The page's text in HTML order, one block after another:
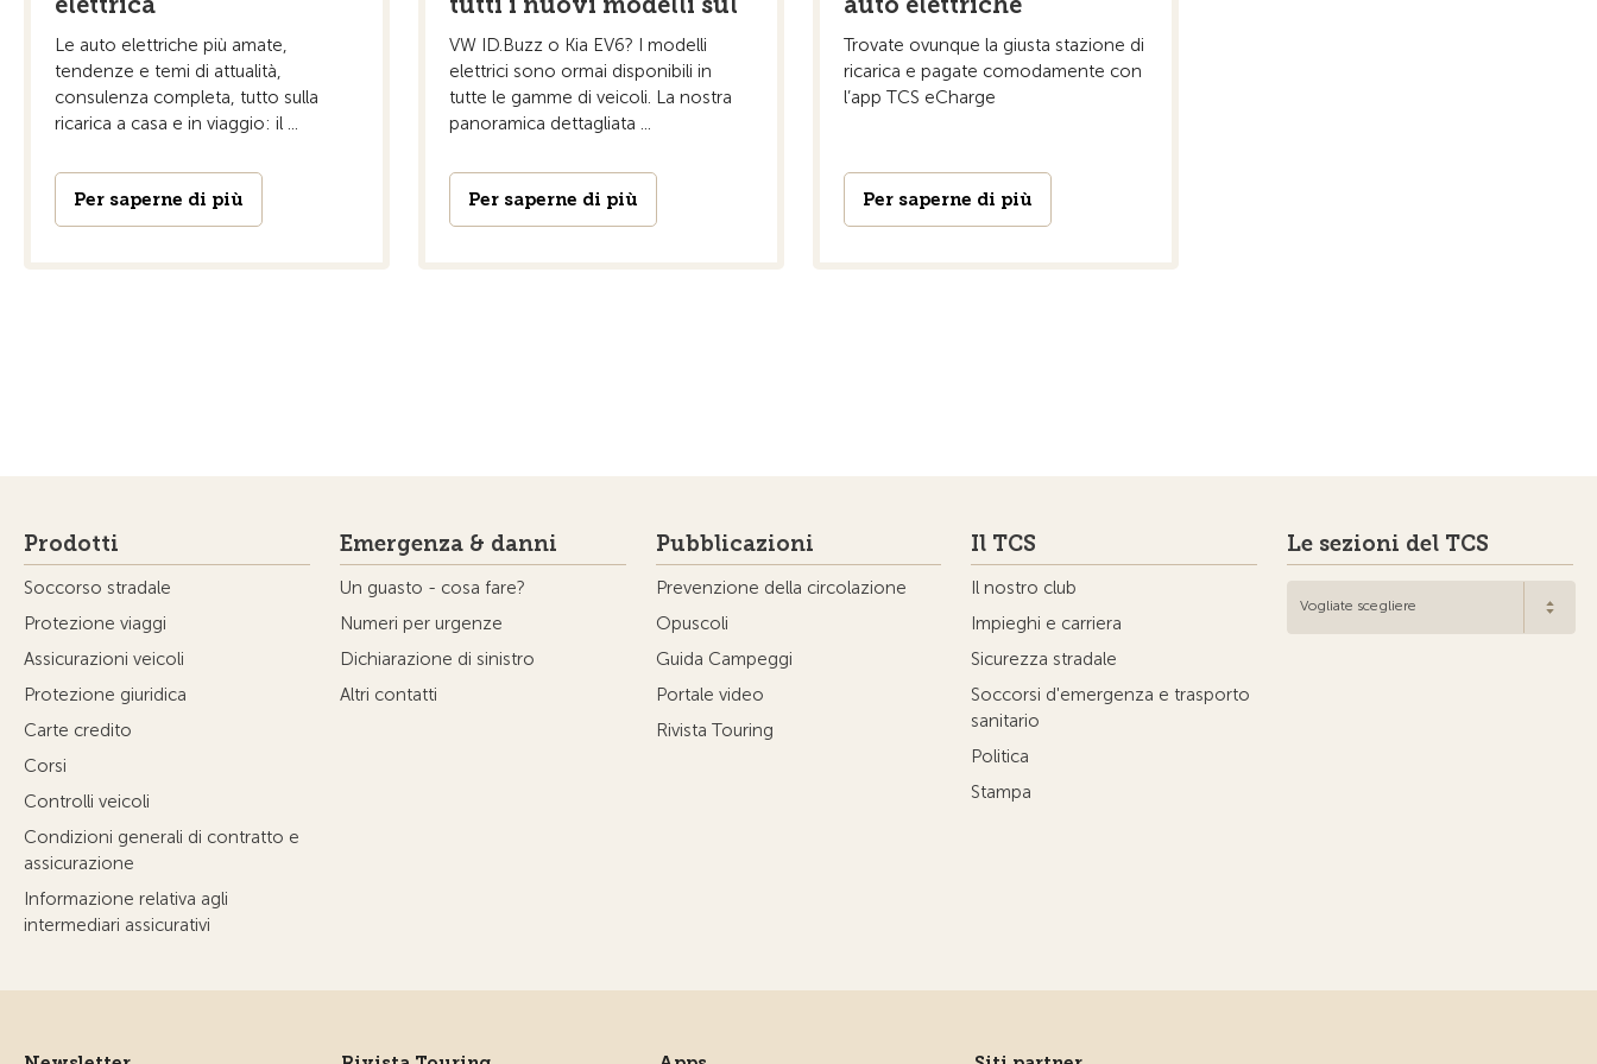
Le auto elettriche più amate,
tendenze e temi di attualità,
consulenza completa, tutto sulla
ricarica a casa e in viaggio: il ...
Per saperne di più
VW ID.Buzz o Kia EV6? I modelli
elettrici sono ormai disponibili in
tutte le gamme di veicoli. La nostra
panoramica dettagliata ...
Per saperne di più
Trovate ovunque la giusta stazione di
ricarica e pagate comodamente con
l’app TCS eCharge
Per saperne di più
Prodotti
Soccorso stradale
Protezione viaggi
Assicurazioni veicoli
Protezione giuridica
Carte credito
Corsi
Controlli veicoli
Condizioni generali di contratto e
assicurazione
Informazione relativa agli
intermediari assicurativi
Emergenza & danni
Un guasto - cosa fare?
Numeri per urgenze
Dichiarazione di sinistro
Altri contatti
Pubblicazioni
Prevenzione della circolazione
Opuscoli
Guida Campeggi
Portale video
Rivista Touring
Il TCS
Il nostro club
Impieghi e carriera
Sicurezza stradale
Soccorsi d'emergenza e trasporto
sanitario
Politica
Stampa
Le sezioni del TCS
Vogliate scegliere